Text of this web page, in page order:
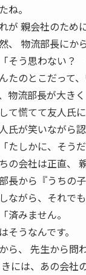
ね。
が 親会社のた
、 物流部長にか
そう思わない？
たのとこだって
物流部長が大き
て慌てて友人氏
氏が笑いながら認
たしかに、そうだ
の会社は正直、
長から『うちの
ながら、それで
済みません。
そうなんです。
ら、 先生から問
きには、あの会社